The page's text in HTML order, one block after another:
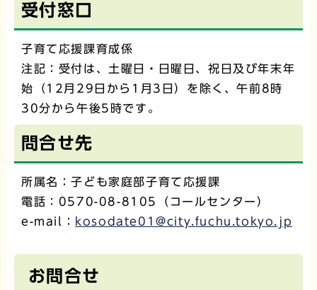
受付窓口
子育て応援課育成係
注記：受付は、土曜日・日曜日、祝日及び年末年
始（12月29日から1月3日）を除く、午前8時
30分から午後5時です。
問合せ先
所属名：子ども家庭部子育て応援課
電話：0570-08-8105（コールセンター）
e-mail：
kosodate01@city.fuchu.tokyo.jp
お問合せ